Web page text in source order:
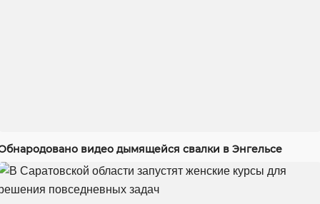
видео дымящейся свалки в Энгельсе